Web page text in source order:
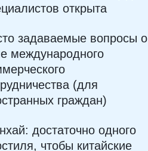
открыта
задаваемые вопросы о
международного
(для
граждан)
достаточно одного
чтобы китайские